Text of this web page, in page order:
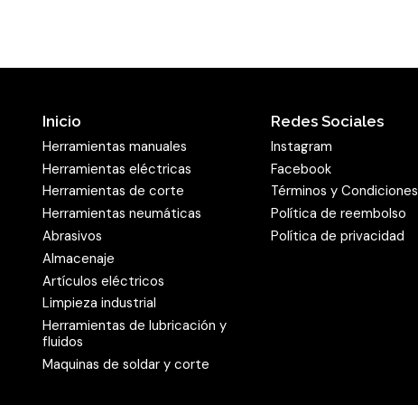
Inicio
Herramientas manuales
Herramientas eléctricas
Herramientas de corte
Herramientas neumáticas
Abrasivos
Almacenaje
Artículos eléctricos
Limpieza industrial
Herramientas de lubricación y
fluidos
Maquinas de soldar y corte
Redes Sociales
Instagram
Facebook
Términos y Condiciones
Política de reembolso
Política de privacidad